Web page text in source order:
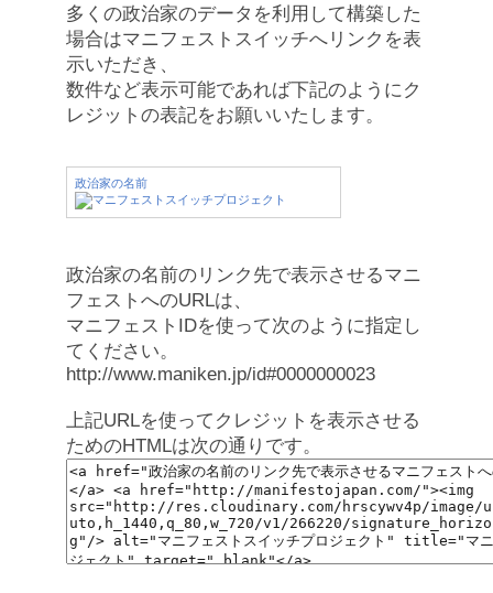
多くの政治家のデータを利用して構築した
場合はマニフェストスイッチへリンクを表
示いただき、
数件など表示可能であれば下記のようにク
レジットの表記をお願いいたします。
政治家の名前
政治家の名前のリンク先で表示させるマニ
フェストへのURLは、
マニフェストIDを使って次のように指定し
てください。
http://www.maniken.jp/id#0000000023
上記URLを使ってクレジットを表示させる
ためのHTMLは次の通りです。